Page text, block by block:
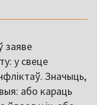
заяве
у свеце
Значыць,
або караць